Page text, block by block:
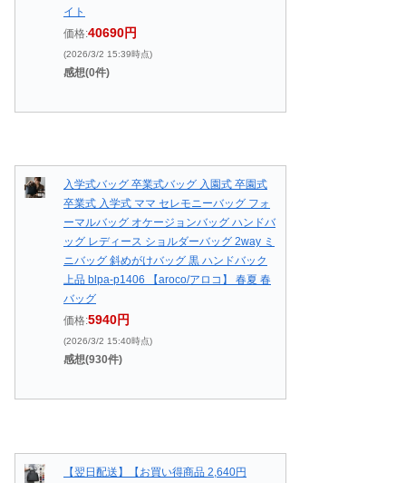
イト
価格:40690円
(2026/3/2 15:39時点)
感想(0件)
入学式バッグ 卒業式バッグ 入園式 卒園式
卒業式 入学式 ママ セレモニーバッグ フォ
ーマルバッグ オケージョンバッグ ハンドバ
ッグ レディース ショルダーバッグ 2way ミ
ニバッグ 斜めがけバッグ 黒 ハンドバック
上品 blpa-p1406 【aroco/アロコ】 春夏 春
バッグ
価格:5940円
(2026/3/2 15:40時点)
感想(930件)
【翌日配送】【お買い得商品 2,640円